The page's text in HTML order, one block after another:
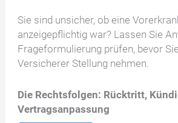
Sie sind unsicher, ob eine
anzeigepflichtig war? Lassen Sie
Frageformulierung prüfen, bevor
Versicherer Stellung nehmen.
Die Rechtsfolgen: Rücktritt,
Vertragsanpassung